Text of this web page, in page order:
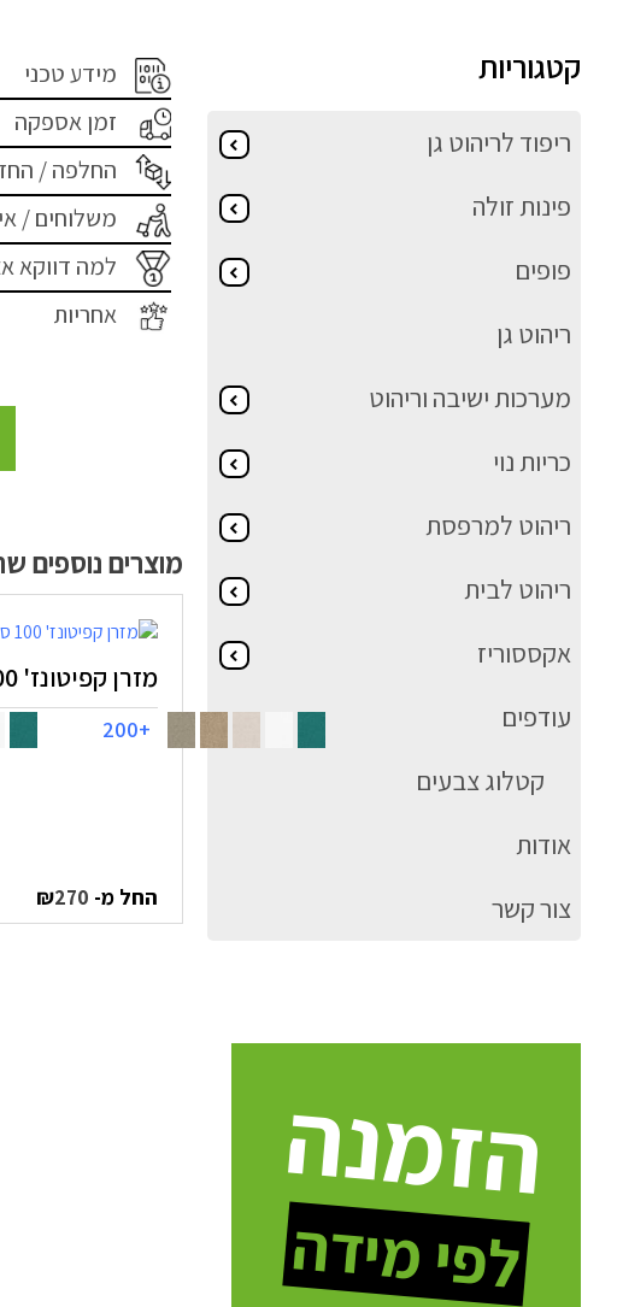
מידע טכני
זמן אספקה
החלפה /
משלוחים /
למה דווקא
אחריות
מוצרים נוספים
מזרן קפיטונז' 100 ס"מ
+200
החל מ- ₪270
קטגוריות
ריפוד לריהוט גן
פינות זולה
פופים
ריהוט גן
מערכות ישיבה וריהוט
כריות נוי
ריהוט למרפסת
ריהוט לבית
אקססוריז
עודפים
קטלוג צבעים
אודות
צור קשר
הזמנה
לפי מידה